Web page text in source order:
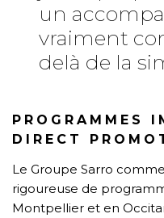
un
vraiment
delà de la
PROGRAMMES
DIRECT
Le Groupe Sarro
rigoureuse de
Montpellier et en